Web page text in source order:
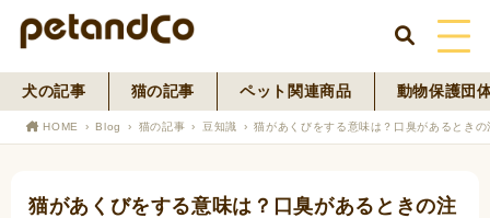
HOME
犬の記事 猫の記事 ペット関連商品 動物保護団
HOME Blog 猫の記事 豆知識 猫があくびをする意味は？口臭があるとき
猫があくびをする意味は？口臭があるときの注